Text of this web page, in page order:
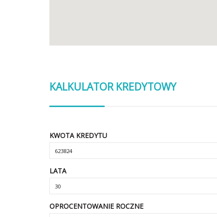
KALKULATOR KREDYTOWY
KWOTA KREDYTU
LATA
OPROCENTOWANIE ROCZNE